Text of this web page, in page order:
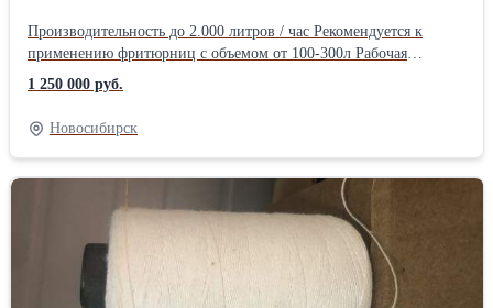
Производительность до 2.000 литров / час Рекомендуется к
применению фритюрниц с объемом от 100-300л Рабочая
температура фильтрации фритюра max.: 120-180° C Фильтр
грубой очистки улавливает частички > 1 мм Фильтр тонкой
очистки улавливает частички > 20 мкм Электроподключение 380
V, 50 Hz, 3 Фазы Мощность помпы: 0,75 kW Мощность нагрева:
0,5 kW Габаритные размеры: 700 х 600 х 1.100 мм Вес: 79 кг
Индикатор фильтра тонкой очистки Шланг для всасывания и
слива фритюрного масла Быстроразъемные соединения Принцип
действия: шлаг с металлической насадкой опускается во фритюр,
машина сама засасывает в себя фритюр, фильтрует его, затем
через шлаг можно залить фритюр обратно во фритюрницу.
Фритюр после фильтрации может использоваться далее. Опыт
1 250 000 руб.
Новосибирск